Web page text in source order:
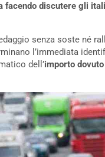
discutere gli
senza soste né
l’immediata
dell’importo